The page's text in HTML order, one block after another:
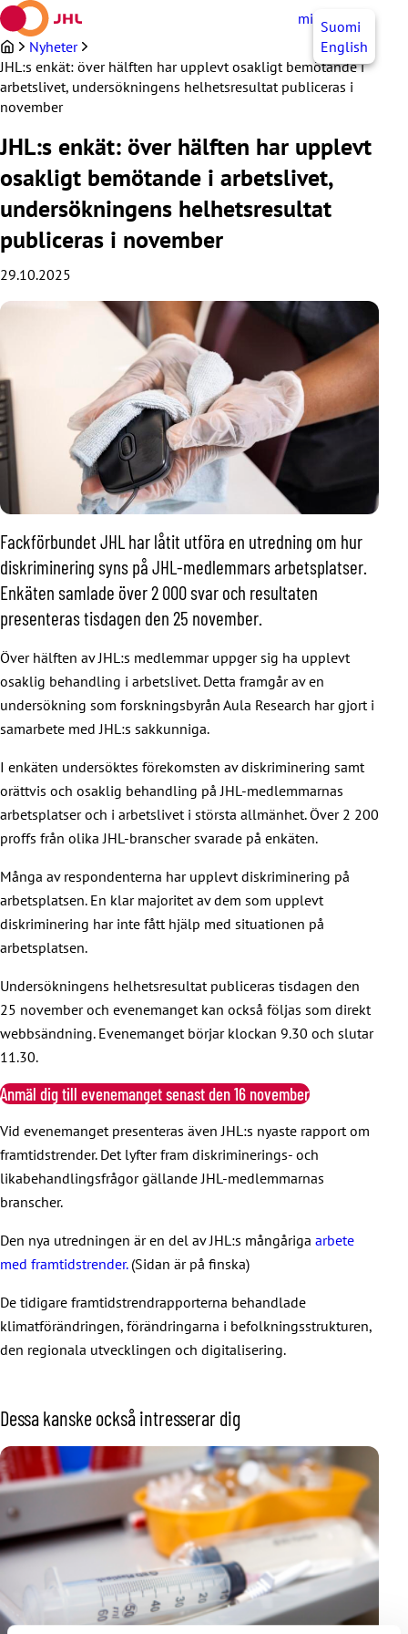
Hoppa
till
innehållet
mittJHL SV
Suomi
English
Nyheter
JHL:s enkät: över hälften har upplevt osakligt bemötande i
arbetslivet, undersökningens helhetsresultat publiceras i
november
JHL:s enkät: över hälften har upplevt
osakligt bemötande i arbetslivet,
undersökningens helhetsresultat
publiceras i november
29.10.2025
Fackförbundet JHL har låtit utföra en utredning om hur
diskriminering syns på JHL-medlemmars arbetsplatser.
Enkäten samlade över 2 000 svar och resultaten
presenteras tisdagen den 25 november.
Över hälften av JHL:s medlemmar uppger sig ha upplevt
osaklig behandling i arbetslivet. Detta framgår av en
undersökning som forskningsbyrån Aula Research har gjort i
samarbete med JHL:s sakkunniga.
I enkäten undersöktes förekomsten av diskriminering samt
orättvis och osaklig behandling på JHL-medlemmarnas
arbetsplatser och i arbetslivet i största allmänhet. Över 2 200
proffs från olika JHL-branscher svarade på enkäten.
Många av respondenterna har upplevt diskriminering på
arbetsplatsen. En klar majoritet av dem som upplevt
diskriminering har inte fått hjälp med situationen på
arbetsplatsen.
Undersökningens helhetsresultat publiceras tisdagen den
25 november och evenemanget kan också följas som direkt
webbsändning. Evenemanget börjar klockan 9.30 och slutar
11.30.
Anmäl dig till evenemanget senast den 16 november
Vid evenemanget presenteras även JHL:s nyaste rapport om
framtidstrender. Det lyfter fram diskriminerings- och
likabehandlingsfrågor gällande JHL-medlemmarnas
branscher.
Den nya utredningen är en del av JHL:s mångåriga arbete
med framtidstrender.(Sidan är på finska)
De tidigare framtidstrendrapporterna behandlade
klimatförändringen, förändringarna i befolkningsstrukturen,
den regionala utvecklingen och digitalisering.
Dessa kanske också intresserar dig